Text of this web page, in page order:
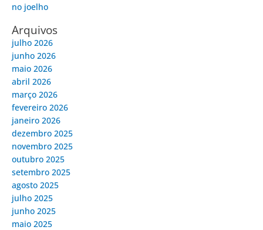
no joelho
Arquivos
julho 2026
junho 2026
maio 2026
abril 2026
março 2026
fevereiro 2026
janeiro 2026
dezembro 2025
novembro 2025
outubro 2025
setembro 2025
agosto 2025
julho 2025
junho 2025
maio 2025